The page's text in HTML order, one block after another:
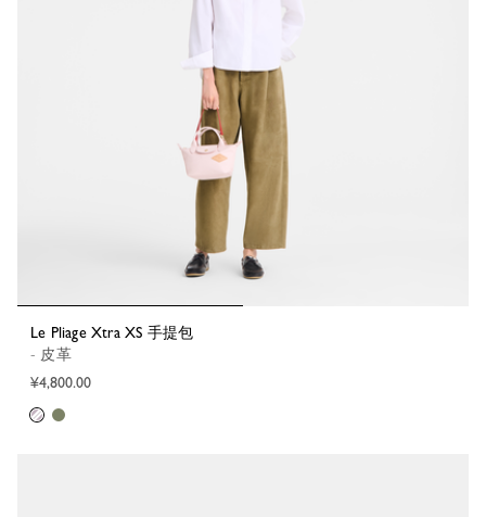
Le Pliage Xtra XS 手提包
- 皮革
¥4,800.00